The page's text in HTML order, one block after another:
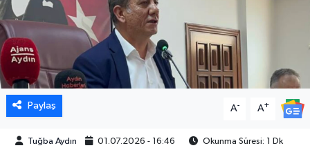
Paylaş A- A+
Tuğba Aydın 01.07.2026 - 16:46 Okunma Süresi: 1 Dk
BİLİM VE TEKNOLOJİ
GENEL
GÜNDEM
HABERDE İNSAN
KÜLTÜR SANAT